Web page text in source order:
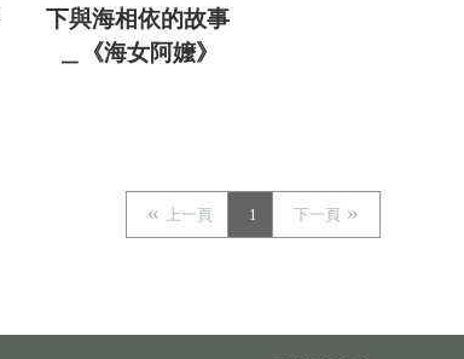
下與海相依的故事
＿《海女阿嬤》
上一頁 1 下一頁